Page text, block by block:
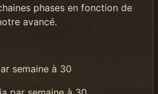
phases en fonction de
avancé.
semaine à 30